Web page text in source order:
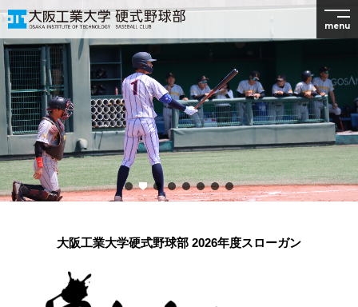
menu
大阪工業大学硬式野球部 2026年度スローガン